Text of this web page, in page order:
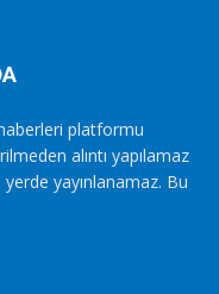
platformu
alıntı yapılamaz
yayınlanamaz. Bu